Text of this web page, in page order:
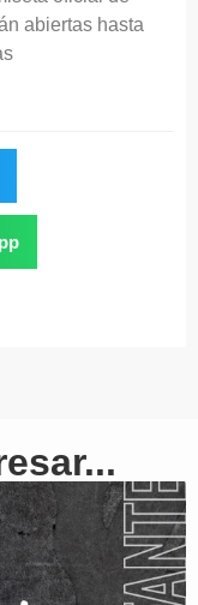
abiertas hasta